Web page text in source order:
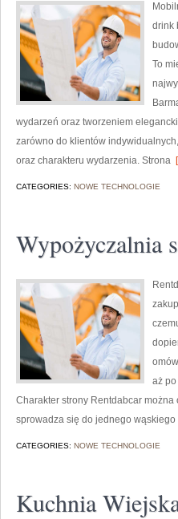
drink
To
wydarzeń oraz tworzeniem
zarówno do klientów
oraz charakteru wydarzenia. Strona
CATEGORIES: NOWE TECHNOLOGIE
Wypożyczalnia
aż
Charakter strony Rentdabcar
sprowadza się do jednego
CATEGORIES: NOWE TECHNOLOGIE
Kuchnia